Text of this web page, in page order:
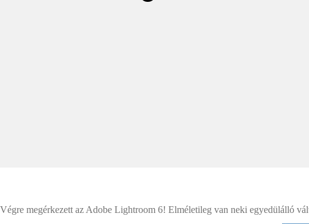
Végre megérkezett az Adobe Lightroom 6! Elméletileg van neki egyedülálló